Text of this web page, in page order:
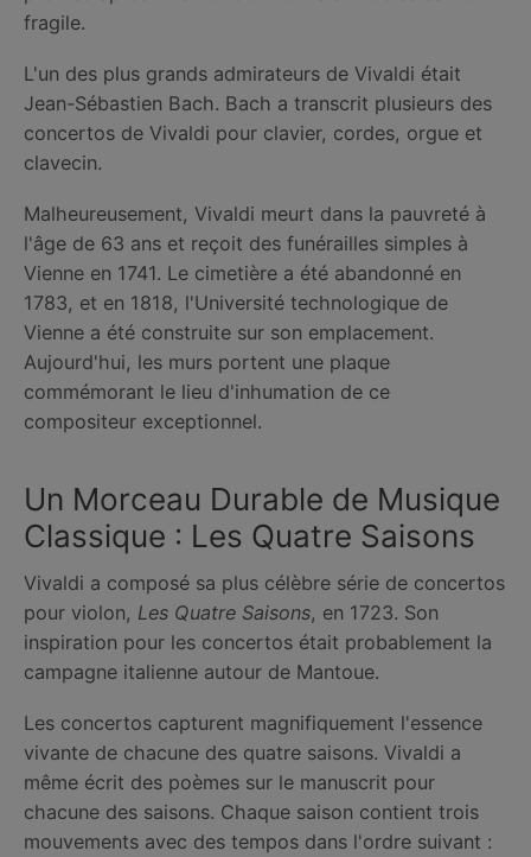
fragile.
L'un des plus grands admirateurs de Vivaldi était
Jean-Sébastien Bach. Bach a transcrit plusieurs des
concertos de Vivaldi pour clavier, cordes, orgue et
clavecin.
Malheureusement, Vivaldi meurt dans la pauvreté à
l'âge de 63 ans et reçoit des funérailles simples à
Vienne en 1741. Le cimetière a été abandonné en
1783, et en 1818, l'Université technologique de
Vienne a été construite sur son emplacement.
Aujourd'hui, les murs portent une plaque
commémorant le lieu d'inhumation de ce
compositeur exceptionnel.
Un Morceau Durable de Musique
Classique : Les Quatre Saisons
Vivaldi a composé sa plus célèbre série de concertos
pour violon, Les Quatre Saisons, en 1723. Son
inspiration pour les concertos était probablement la
campagne italienne autour de Mantoue.
Les concertos capturent magnifiquement l'essence
vivante de chacune des quatre saisons. Vivaldi a
même écrit des poèmes sur le manuscrit pour
chacune des saisons. Chaque saison contient trois
mouvements avec des tempos dans l'ordre suivant :